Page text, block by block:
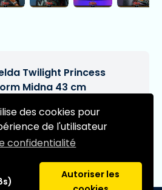
des cookies pour
de l'utilisateur
confidentialité
Autoriser les
Twilight Princess
Midna 43 cm
de modifications]
prévue: